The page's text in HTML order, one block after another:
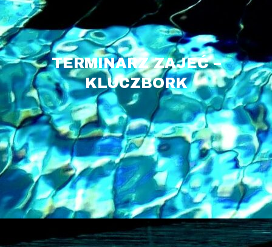
TERMINARZ ZAJEĆ –
KLUCZBORK